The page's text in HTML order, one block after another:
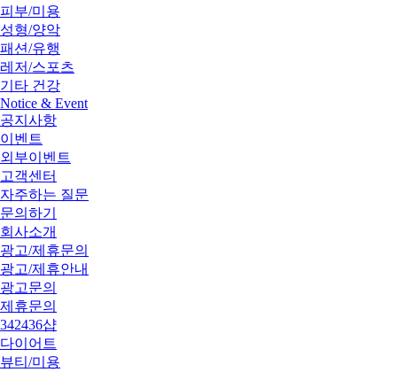
피부/미용
성형/양악
패션/유행
레저/스포츠
기타 건강
Notice & Event
공지사항
이벤트
외부이벤트
고객센터
자주하는 질문
문의하기
회사소개
광고/제휴문의
광고/제휴안내
광고문의
제휴문의
342436샵
다이어트
뷰티/미용